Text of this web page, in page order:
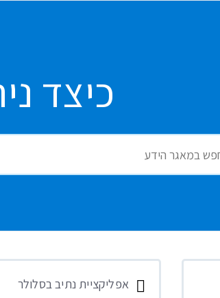
כיצד
אפליקציית נתיב בסלולר